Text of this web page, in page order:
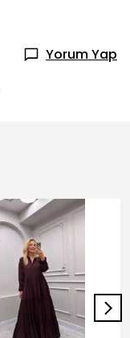
Yorum Yap